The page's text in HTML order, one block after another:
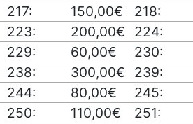
217: 150,00€ 218:
223: 200,00€ 224:
229: 60,00€ 230:
238: 300,00€ 239:
244: 80,00€ 245:
250: 110,00€ 251: